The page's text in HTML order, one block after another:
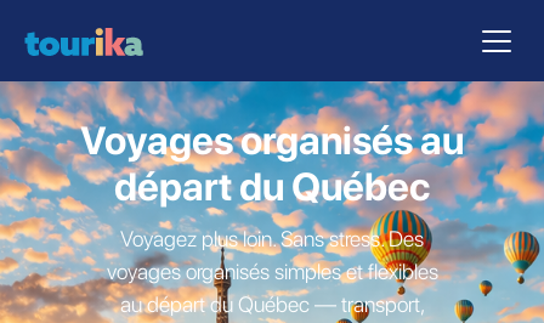
Voyages organisés au
départ du Québec
Voyagez plus loin. Sans stress. Des
voyages organisés simples et flexibles
au départ du Québec — transport,